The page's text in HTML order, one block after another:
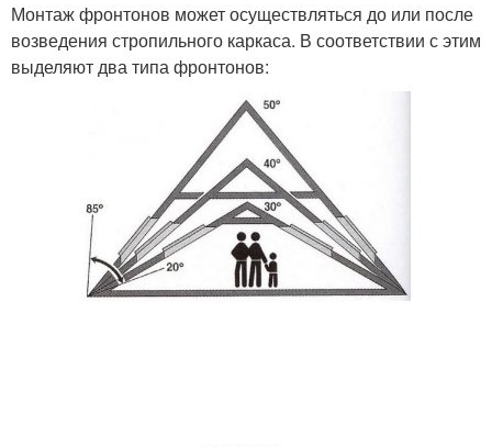
Монтаж фронтонов может осуществляться до или после
возведения стропильного каркаса. В соответствии с этим
выделяют два типа фронтонов: